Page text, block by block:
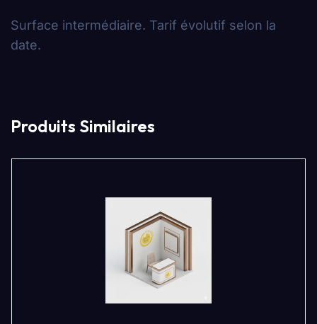
Surface intermédiaire. Tarif évolutif selon la
date.
Produits Similaires